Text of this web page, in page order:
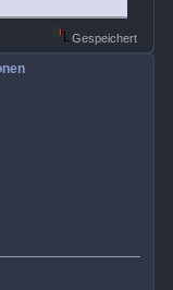
Gespeichert